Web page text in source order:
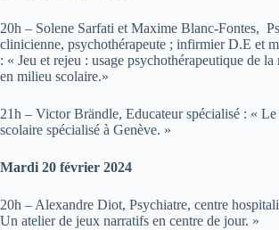
20h – Solene Sarfati et Maxime Blanc-Fontes,
clinicienne, psychothérapeute ; infirmier D.E et
: « Jeu et rejeu : usage psychothérapeutique de
en milieu scolaire.»
21h – Victor Brändle, Educateur spécialisé : «
scolaire spécialisé à Genève. »
Mardi 20 février 2024
20h – Alexandre Diot, Psychiatre, centre
Un atelier de jeux narratifs en centre de jour. »